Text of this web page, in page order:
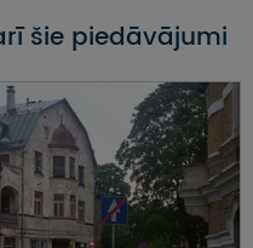
šie piedāvājumi